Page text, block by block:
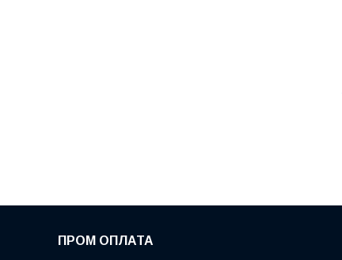
ПРОМ ОПЛАТА